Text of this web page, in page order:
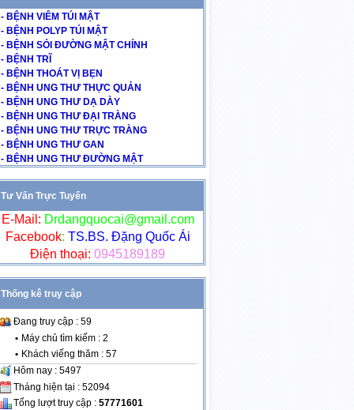
- BỆNH VIÊM TÚI MẬT
- BỆNH POLYP TÚI MẬT
- BỆNH SỎI ĐƯỜNG MẬT CHÍNH
- BỆNH TRĨ
- BỆNH THOÁT VỊ BẸN
- BỆNH UNG THƯ THỰC QUẢN
- BỆNH UNG THƯ DẠ DÀY
- BỆNH UNG THƯ ĐẠI TRÀNG
- BỆNH UNG THƯ TRỰC TRÀNG
- BỆNH UNG THƯ GAN
- BỆNH UNG THƯ ĐƯỜNG MẬT
Tư Vấn Trực Tuyến
E-Mail: Drdangquocai@gmail.com
Facebook: TS.BS. Đặng Quốc Ái
Điện thoại: 0945189189
Thống kê truy cập
Đang truy cập : 59
• Máy chủ tìm kiếm : 2
• Khách viếng thăm : 57
Hôm nay : 5497
Tháng hiện tại : 52094
Tổng lượt truy cập : 57771601